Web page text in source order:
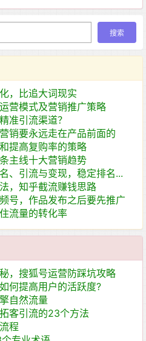
，比追大词现实
营模式及营销推广策略
准引流渠道？
销要永远走在产品前面的
提高复购率的策略
主线十大营销趋势
、引流与变现，稳定排名...
，知乎截流赚钱思路
号，作品发布之后要先推广
流量的转化率
，搜狐号运营防踩坑攻略
何提高用户的活跃度?
自然流量
客引流的23个方法
程